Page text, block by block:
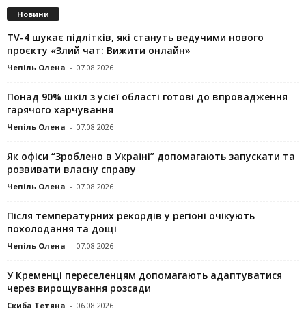
Новини
TV-4 шукає підлітків, які стануть ведучими нового
проєкту «Злий чат: Вижити онлайн»
Чепіль Олена - 07.08.2026
Понад 90% шкіл з усієї області готові до впровадження
гарячого харчування
Чепіль Олена - 07.08.2026
Як офіси “Зроблено в Україні” допомагають запускaти та
розвивати власну справу
Чепіль Олена - 07.08.2026
Після температурних рекордів у регіоні очікують
похолодання та дощі
Чепіль Олена - 07.08.2026
У Кременці переселенцям допомагають адаптуватися
через вирощування розсади
Скиба Тетяна - 06.08.2026